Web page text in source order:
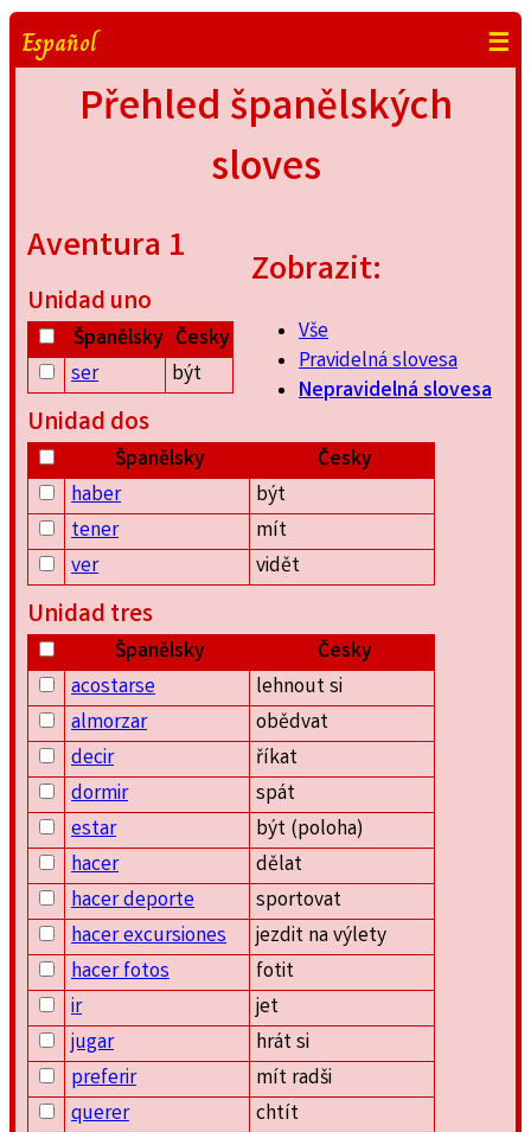
Español ☰
Přehled španělských
sloves
Zobrazit:
Vše
Pravidelná slovesa
Nepravidelná slovesa
Aventura 1
Unidad uno
Španělsky Česky
ser
být
Unidad dos
Španělsky
Česky
haber
být
tener
mít
ver
vidět
Unidad tres
Španělsky
Česky
acostarse
lehnout si
almorzar
obědvat
decir
říkat
dormir
spát
estar
být (poloha)
hacer
dělat
hacer deporte
sportovat
hacer excursiones
jezdit na výlety
hacer fotos
fotit
ir
jet
jugar
hrát si
preferir
mít radši
querer
chtít